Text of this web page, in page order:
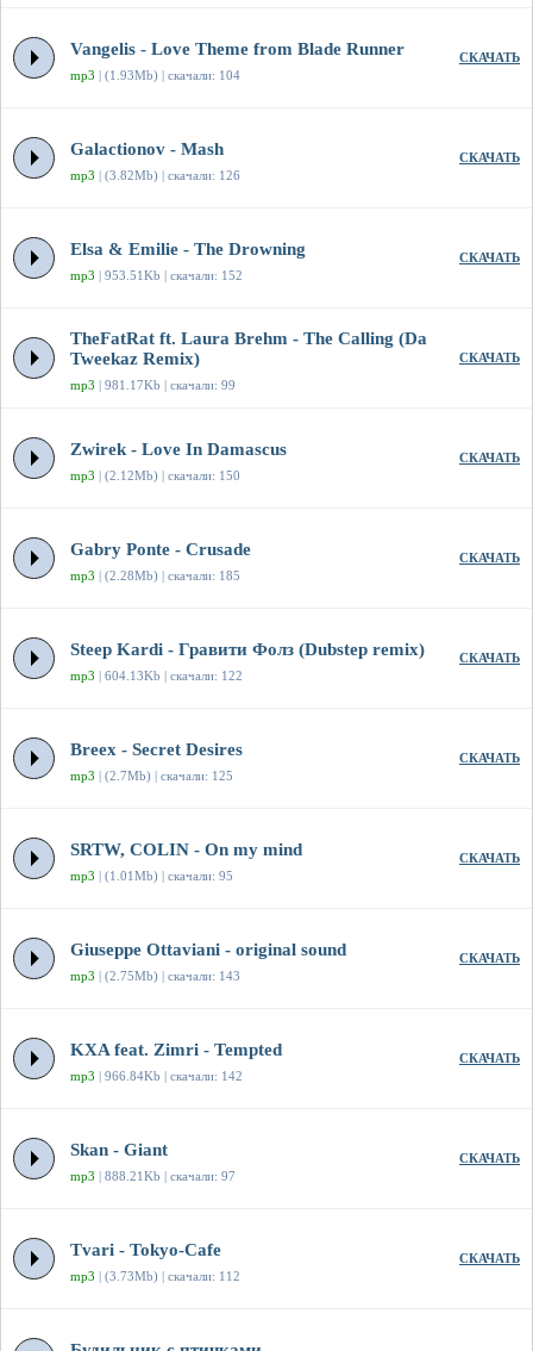
Vangelis - Love Theme from Blade Runner
mp3 | (1.93Mb) | скачали: 104
СКАЧАТЬ
Galactionov - Mash
mp3 | (3.82Mb) | скачали: 126
СКАЧАТЬ
Elsa & Emilie - The Drowning
mp3 | 953.51Kb | скачали: 152
СКАЧАТЬ
TheFatRat ft. Laura Brehm - The Calling (Da
Tweekaz Remix)
mp3 | 981.17Kb | скачали: 99
СКАЧАТЬ
Zwirek - Love In Damascus
mp3 | (2.12Mb) | скачали: 150
СКАЧАТЬ
Gabry Ponte - Crusade
mp3 | (2.28Mb) | скачали: 185
СКАЧАТЬ
Steep Kardi - Гравити Фолз (Dubstep remix)
mp3 | 604.13Kb | скачали: 122
СКАЧАТЬ
Breex - Secret Desires
mp3 | (2.7Mb) | скачали: 125
СКАЧАТЬ
SRTW, COLIN - On my mind
mp3 | (1.01Mb) | скачали: 95
СКАЧАТЬ
Giuseppe Ottaviani - original sound
mp3 | (2.75Mb) | скачали: 143
СКАЧАТЬ
KXA feat. Zimri - Tempted
mp3 | 966.84Kb | скачали: 142
СКАЧАТЬ
Skan - Giant
mp3 | 888.21Kb | скачали: 97
СКАЧАТЬ
Tvari - Tokyo-Cafe
mp3 | (3.73Mb) | скачали: 112
СКАЧАТЬ